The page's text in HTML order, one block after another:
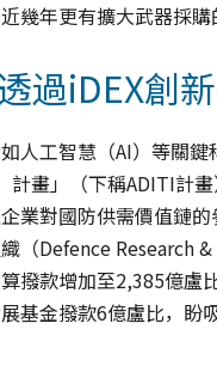
幾年更有擴大武器採購
過iDEX創
人工智慧（AI）等關
計畫」（下稱ADITI計畫
業對國防供需價值鏈
（Defence Research
撥款增加至2,385億盧
基金撥款6億盧比，盼